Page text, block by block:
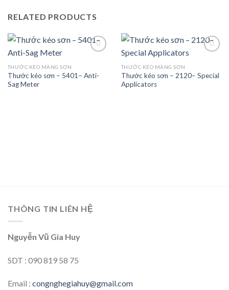
RELATED PRODUCTS
Add to
THƯỚC KÉO MÀNG SƠN
Thước kéo sơn – 5401– Anti-
Sag Meter
Add to
THƯỚC KÉO MÀNG SƠN
Thước kéo sơn – 2120– Special
Applicators
THÔNG TIN LIÊN HỆ
Nguyễn Vũ Gia Huy
SDT : 090 819 58 75
Email : congnghegiahuy@gmail.com